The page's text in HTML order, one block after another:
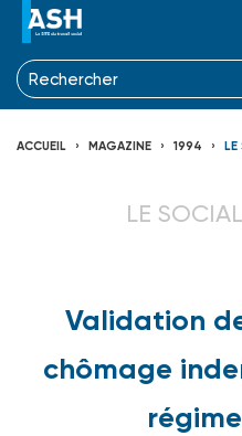
ACCUEIL MAGAZINE 1994 LE
LE
Validation
chômage